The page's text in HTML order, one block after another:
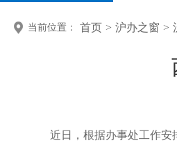
当前位置： 首页 > 沪办之窗 >
近日，根据办事处工作安